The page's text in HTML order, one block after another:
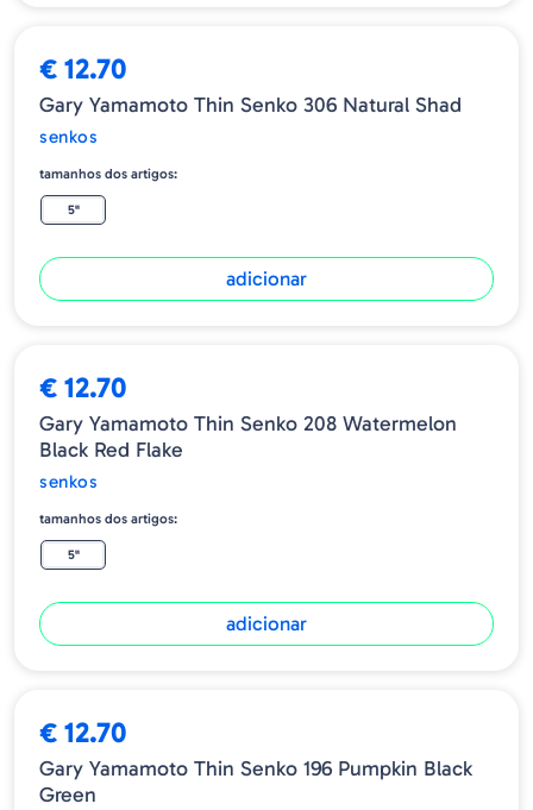
€ 12.70
Gary Yamamoto Thin Senko 306 Natural Shad
senkos
tamanhos dos artigos:
5"
adicionar
€ 12.70
Gary Yamamoto Thin Senko 208 Watermelon
Black Red Flake
senkos
tamanhos dos artigos:
5"
adicionar
€ 12.70
Gary Yamamoto Thin Senko 196 Pumpkin Black
Green